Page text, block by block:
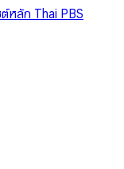
ต์หลัก Thai PBS